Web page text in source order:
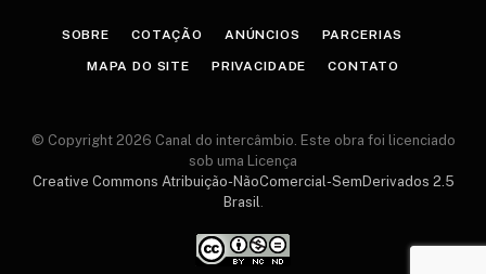
SOBRE COTAÇÃO ANÚNCIOS PARCERIAS
MAPA DO SITE PRIVACIDADE CONTATO
© Copyright 2026 Canal do intercâmbio. Este obra foi licenciado
sob uma Licença
Creative Commons Atribuição-NãoComercial-SemDerivados 2.5
Brasil